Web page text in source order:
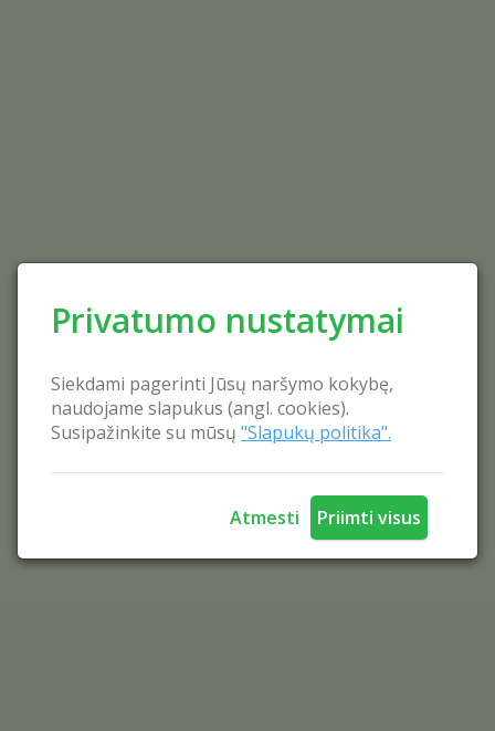
Privatumo nustatymai
Siekdami pagerinti Jūsų naršymo kokybę,
naudojame slapukus (angl. cookies).
Susipažinkite su mūsų "Slapukų politika".
Atmesti Priimti visus